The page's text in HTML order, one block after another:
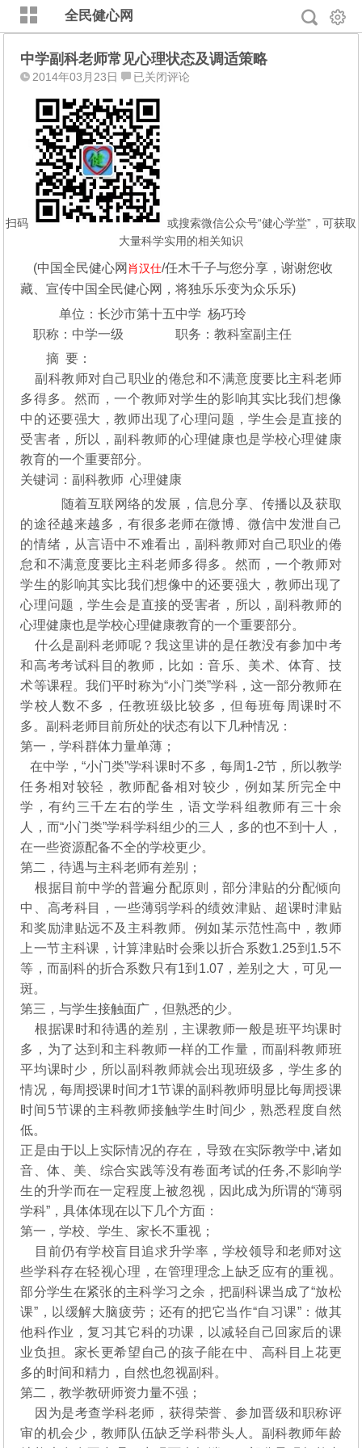
全民健心网
中学副科老师常见心理状态及调适策略
2014年03月23日
中
副
科
老
师
常
见
心
理
态
及
调
已关闭评论
扫码
或搜索微信公众号“健心学堂”，可获取
大量科学实用的相关知识
(中国全民健心网 肖汉仕/任木千子与您分享，谢谢您收
藏、宣传中国全民健心网，将独乐乐变为众乐乐)
单位：长沙市第十五中学 杨巧玲
职称：中学一级 职务：教科室副主任
摘 要：
副科教师对自己职业的倦怠和不满意度要比主科老师
多得多。然而，一个教师对学生的影响其实比我们想像
中的还要强大，教师出现了心理问题，学生会是直接的
受害者，所以，副科教师的心理健康也是学校心理健康
教育的一个重要部分。
关键词：副科教师 心理健康
随着互联网络的发展，信息分享、传播以及获取
的途径越来越多，有很多老师在微博、微信中发泄自己
的情绪，从言语中不难看出，副科教师对自己职业的倦
怠和不满意度要比主科老师多得多。然而，一个教师对
学生的影响其实比我们想像中的还要强大，教师出现了
心理问题，学生会是直接的受害者，所以，副科教师的
心理健康也是学校心理健康教育的一个重要部分。
什么是副科老师呢？我这里讲的是任教没有参加中考
和高考考试科目的教师，比如：音乐、美术、体育、技
术等课程。我们平时称为“小门类”学科，这一部分教师在
学校人数不多，任教班级比较多，但每班每周课时不
多。副科老师目前所处的状态有以下几种情况：
第一，学科群体力量单薄；
在中学，“小门类”学科课时不多，每周1-2节，所以教学
任务相对较轻，教师配备相对较少，例如某所完全中
学，有约三千左右的学生，语文学科组教师有三十余
人，而“小门类”学科学科组少的三人，多的也不到十人，
在一些资源配备不全的学校更少。
第二，待遇与主科老师有差别；
根据目前中学的普遍分配原则，部分津贴的分配倾向
中、高考科目，一些薄弱学科的绩效津贴、超课时津贴
和奖励津贴远不及主科教师。例如某示范性高中，教师
上一节主科课，计算津贴时会乘以折合系数1.25到1.5不
等，而副科的折合系数只有1到1.07，差别之大，可见一
斑。
第三，与学生接触面广，但熟悉的少。
根据课时和待遇的差别，主课教师一般是班平均课时
多，为了达到和主科教师一样的工作量，而副科教师班
平均课时少，所以副科教师就会出现班级多，学生多的
情况，每周授课时间才1节课的副科教师明显比每周授课
时间5节课的主科教师接触学生时间少，熟悉程度自然
低。
正是由于以上实际情况的存在，导致在实际教学中,诸如
音、体、美、综合实践等没有卷面考试的任务,不影响学
生的升学而在一定程度上被忽视，因此成为所谓的“薄弱
学科”，具体体现在以下几个方面：
第一，学校、学生、家长不重视；
目前仍有学校盲目追求升学率，学校领导和老师对这
些学科存在轻视心理，在管理理念上缺乏应有的重视。
部分学生在紧张的主科学习之余，把副科课当成了“放松
课”，以缓解大脑疲劳；还有的把它当作“自习课”：做其
他科作业，复习其它科的功课，以减轻自己回家后的课
业负担。家长更希望自己的孩子能在中、高科目上花更
多的时间和精力，自然也忽视副科。
第二，教学教研师资力量不强；
因为是考查学科老师，获得荣誉、参加晋级和职称评
审的机会少，教师队伍缺乏学科带头人。副科教师年龄